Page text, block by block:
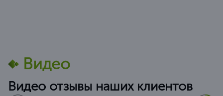
Видео
Видео отзывы наших клиентов